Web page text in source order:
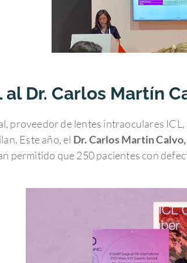
al Dr. Carlos Martín
proveedor de lentes intraoculares
Este año, el Dr. Carlos Martin Calvo,
permitido que 250 pacientes con